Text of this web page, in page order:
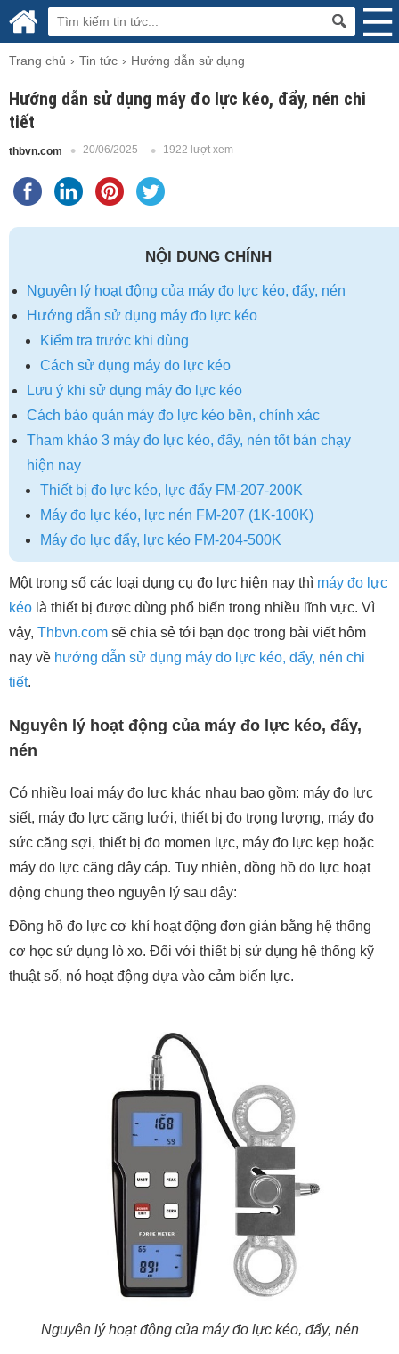
Trang chủ Tin tức Hướng dẫn sử dụng
Hướng dẫn sử dụng máy đo lực kéo, đẩy, nén chi
tiết
thbvn.com 20/06/2025 1922 lượt xem
NỘI DUNG CHÍNH
Nguyên lý hoạt động của máy đo lực kéo, đẩy, nén
Hướng dẫn sử dụng máy đo lực kéo
Kiểm tra trước khi dùng
Cách sử dụng máy đo lực kéo
Lưu ý khi sử dụng máy đo lực kéo
Cách bảo quản máy đo lực kéo bền, chính xác
Tham khảo 3 máy đo lực kéo, đẩy, nén tốt bán chạy
hiện nay
Thiết bị đo lực kéo, lực đẩy FM-207-200K
Máy đo lực kéo, lực nén FM-207 (1K-100K)
Máy đo lực đẩy, lực kéo FM-204-500K
Một trong số các loại dụng cụ đo lực hiện nay thì máy đo lực
kéo là thiết bị được dùng phổ biến trong nhiều lĩnh vực. Vì
vậy, Thbvn.com sẽ chia sẻ tới bạn đọc trong bài viết hôm
nay về hướng dẫn sử dụng máy đo lực kéo, đẩy, nén chi
tiết.
Nguyên lý hoạt động của máy đo lực kéo, đẩy,
nén
Có nhiều loại máy đo lực khác nhau bao gồm: máy đo lực
siết, máy đo lực căng lưới, thiết bị đo trọng lượng, máy đo
sức căng sợi, thiết bị đo momen lực, máy đo lực kẹp hoặc
máy đo lực căng dây cáp. Tuy nhiên, đồng hồ đo lực hoạt
động chung theo nguyên lý sau đây:
Đồng hồ đo lực cơ khí hoạt động đơn giản bằng hệ thống
cơ học sử dụng lò xo. Đối với thiết bị sử dụng hệ thống kỹ
thuật số, nó hoạt động dựa vào cảm biến lực.
Nguyên lý hoạt động của máy đo lực kéo, đẩy, nén